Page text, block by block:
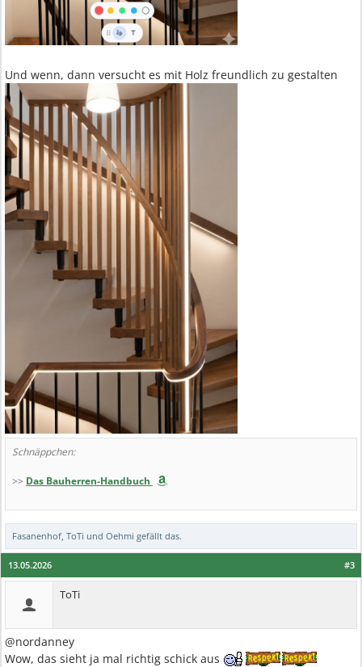
Und wenn, dann versucht es mit Holz freundlich zu gestalten
Schnäppchen:
>> Das Bauherren-Handbuch
Fasanenhof ToTi und Oehmi gefällt das.
#3
13.05.2026
ToTi
@nordanney
Wow, das sieht ja mal richtig schick aus